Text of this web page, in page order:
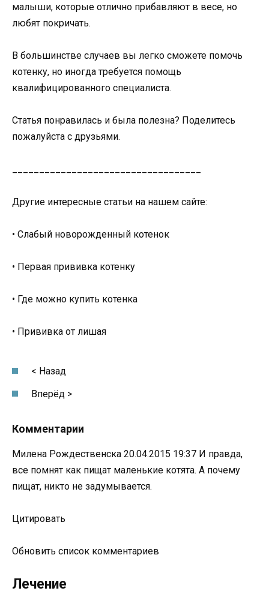
малыши, которые отлично прибавляют в весе, но
любят покричать.
В большинстве случаев вы легко сможете помочь
котенку, но иногда требуется помощь
квалифицированного специалиста.
Статья понравилась и была полезна? Поделитесь
пожалуйста с друзьями.
Другие интересные статьи на нашем сайте:
• Слабый новорожденный котенок
• Первая прививка котенку
• Где можно купить котенка
• Прививка от лишая
< Назад
Вперёд >
Комментарии
Милена Рождественска 20.04.2015 19:37 И правда,
все помнят как пищат маленькие котята. А почему
пищат, никто не задумывается.
Цитировать
Обновить список комментариев
Лечение